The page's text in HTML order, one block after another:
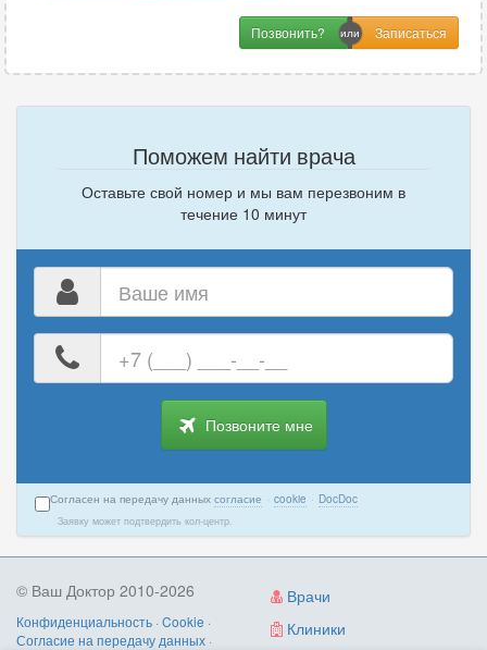
Позвонить?
Поможем найти врача
Оставьте свой номер и мы вам перезвоним в
течение 10 минут
номер
телефона
Позвоните мне
Согласен на передачу данных согласие · cookie · DocDoc
Заявку может подтвердить кол-центр.
Врачи
Клиники
© Ваш Доктор 2010-2026
Конфиденциальность · Cookie ·
Согласие на передачу данных ·